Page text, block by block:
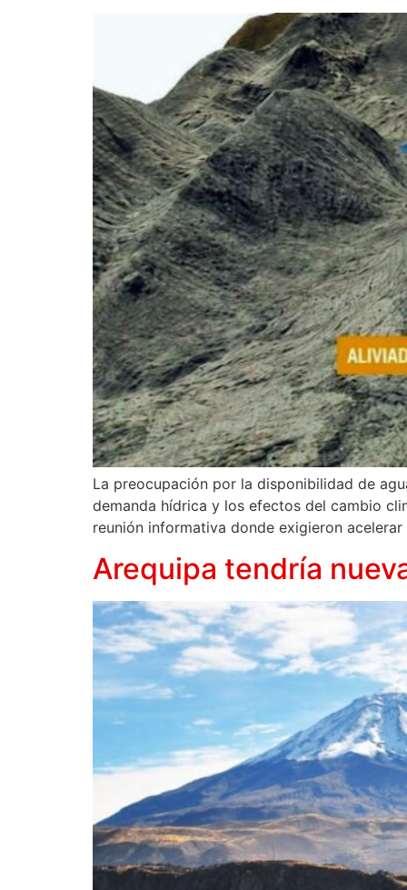
La preocupación por la disponibilidad de
demanda hídrica y los efectos del cambio
reunión informativa donde exigieron
Arequipa tendría